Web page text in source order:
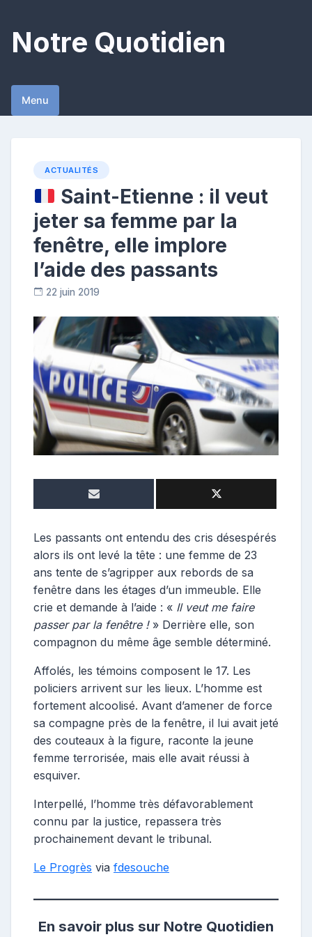
content
Notre Quotidien
Menu
ACTUALITÉS
Saint-Etienne : il veut
jeter sa femme par la
fenêtre, elle implore
l’aide des passants
22 juin 2019
o
n
t
i
b
u
r
i
e
Les passants ont entendu des cris désespérés
alors ils ont levé la tête : une femme de 23
ans tente de s’agripper aux rebords de sa
fenêtre dans les étages d’un immeuble. Elle
crie et demande à l’aide : « Il veut me faire
passer par la fenêtre !» Derrière elle, son
compagnon du même âge semble déterminé.
Affolés, les témoins composent le 17. Les
policiers arrivent sur les lieux. L’homme est
fortement alcoolisé. Avant d’amener de force
sa compagne près de la fenêtre, il lui avait jeté
des couteaux à la figure, raconte la jeune
femme terrorisée, mais elle avait réussi à
esquiver.
Interpellé, l’homme très défavorablement
connu par la justice, repassera très
prochainement devant le tribunal.
Le Progrès via fdesouche
En savoir plus sur Notre Quotidien